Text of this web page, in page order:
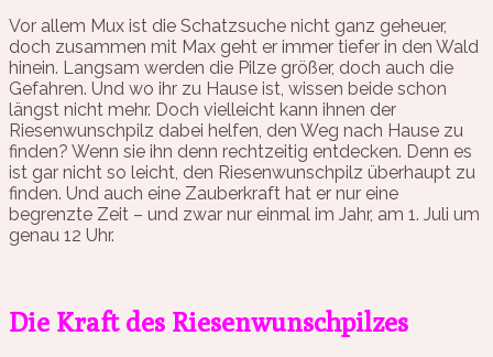
Vor allem Mux ist die Schatzsuche nicht ganz geheuer,
doch zusammen mit Max geht er immer tiefer in den Wald
hinein. Langsam werden die Pilze größer, doch auch die
Gefahren. Und wo ihr zu Hause ist, wissen beide schon
längst nicht mehr. Doch vielleicht kann ihnen der
Riesenwunschpilz dabei helfen, den Weg nach Hause zu
finden? Wenn sie ihn denn rechtzeitig entdecken. Denn es
ist gar nicht so leicht, den Riesenwunschpilz überhaupt zu
finden. Und auch eine Zauberkraft hat er nur eine
begrenzte Zeit – und zwar nur einmal im Jahr, am 1. Juli um
genau 12 Uhr.
Die Kraft des Riesenwunschpilzes